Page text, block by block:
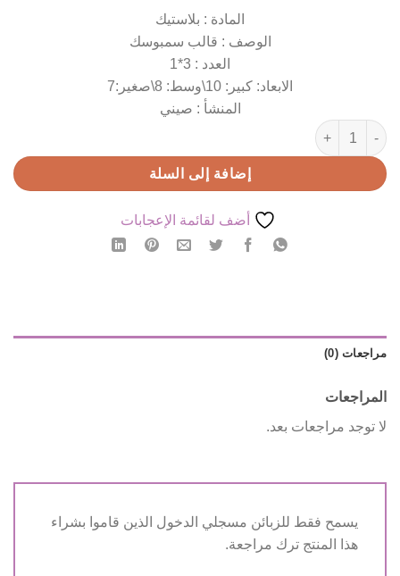
المادة : بلاستيك
الوصف : قالب سمبوسك
العدد : 3*1
الابعاد: كبير: 10\وسط: 8\صغير:7
المنشأ : صيني
كمية قالب سمبوسك
إضافة إلى السلة
أضف لقائمة الإعجابات
مراجعات (0)
المراجعات
لا توجد مراجعات بعد.
يسمح فقط للزبائن مسجلي الدخول الذين قاموا بشراء
هذا المنتج ترك مراجعة.